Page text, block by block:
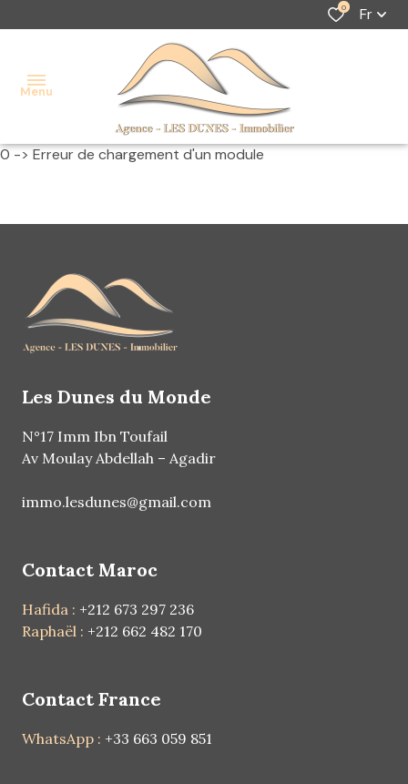
0 Fr
Menu
ventes
Location
longue
durée
alerte
e-
mail
contact
0 -> Erreur de chargement d'un module
Contact France
WhatsApp : +33 663 059 851
Contact Maroc
Hafida : +212 673 297 236
Raphaël : +212 662 482 170
Les Dunes du Monde
immo.lesdunes@gmail.com
N°17 Imm Ibn Toufail
Av Moulay Abdellah – Agadir